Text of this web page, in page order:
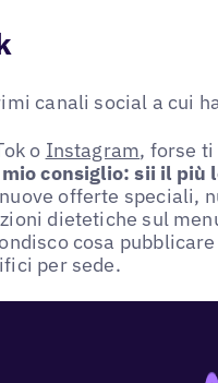
canali social a cui
o Instagram, forse
consiglio: sii il più
offerte speciali,
dietetiche sul
cosa
per sede.